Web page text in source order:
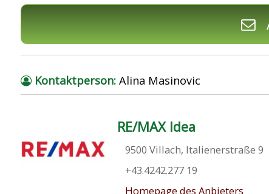
Kontaktperson:Alina Masinovic
RE/MAX Idea
9500 Villach, Italienerstraße 9
+43.4242.277 19
Homepage des Anbieters